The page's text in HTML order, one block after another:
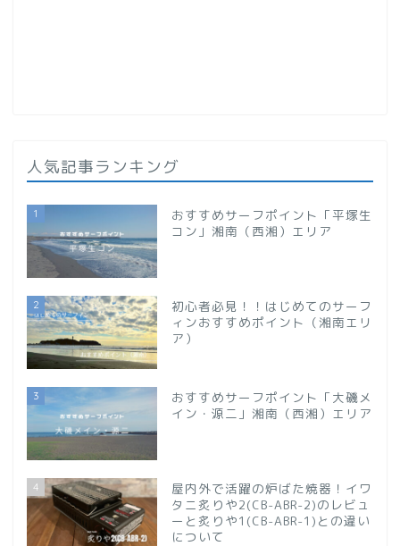
人気記事ランキング
1
おすすめサーフポイント「平塚生
コン」湘南（西湘）エリア
2
初心者必見！！はじめてのサーフ
ィンおすすめポイント（湘南エリ
ア）
3
おすすめサーフポイント「大磯メ
イン・源二」湘南（西湘）エリア
4
屋内外で活躍の炉ばた焼器！イワ
タニ炙りや2(CB-ABR-2)のレビュ
ーと炙りや1(CB-ABR-1)との違い
について